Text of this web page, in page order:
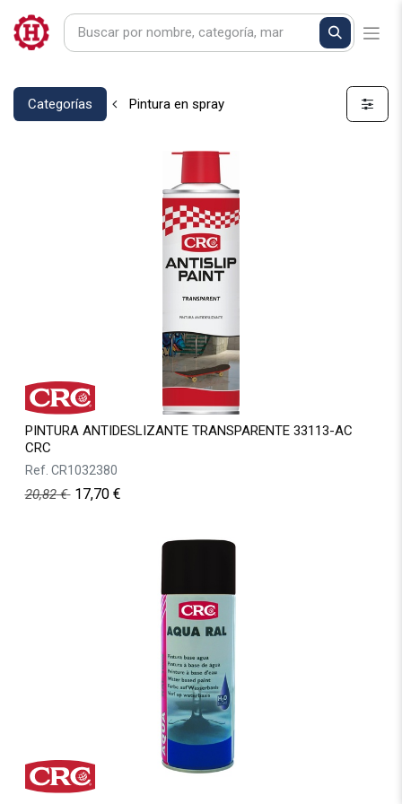
Categorías Pintura en spray
PINTURA ANTIDESLIZANTE TRANSPARENTE 33113-AC
CRC
Ref. CR1032380
20,82€ 17,70€